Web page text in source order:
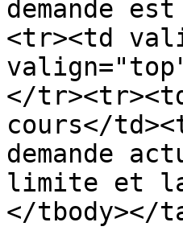
demande
<tr><td
</
cours</
demande
limite et la
</tbody></